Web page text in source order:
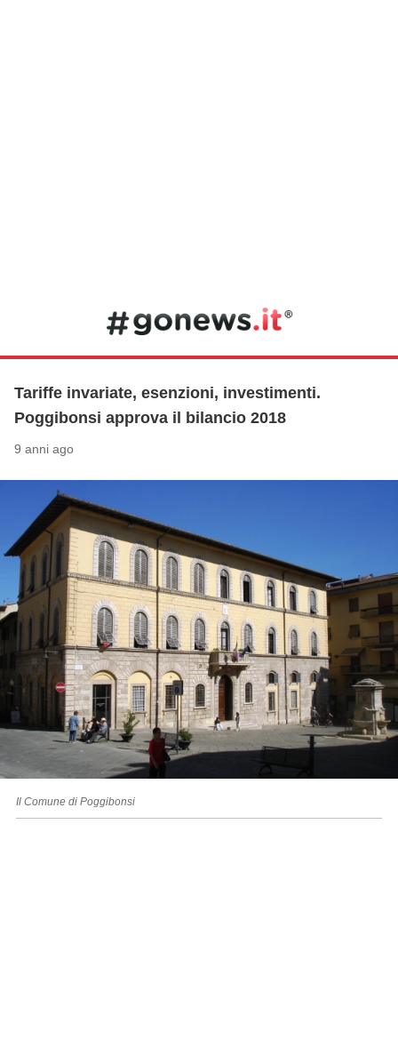
Tariffe invariate, esenzioni, investimenti.
Poggibonsi approva il bilancio 2018
9 anni ago
Il Comune di Poggibonsi